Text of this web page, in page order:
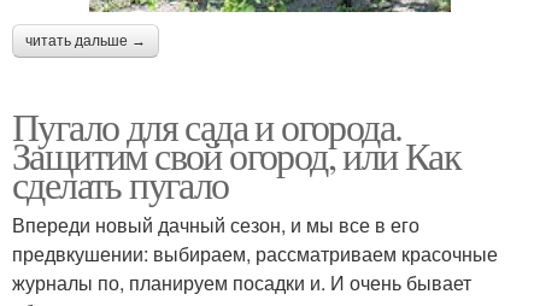
читать дальше →
Пугало для сада и огорода.
Защитим свой огород, или Как
сделать пугало
Впереди новый дачный сезон, и мы все в его
предвкушении: выбираем, рассматриваем красочные
журналы по, планируем посадки и. И очень бывает